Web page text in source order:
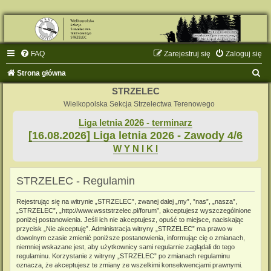
FAQ Zaloguj się
Zarejestruj się
Strona główna
STRZELEC
Wielkopolska Sekcja Strzelectwa Terenowego
Liga letnia 2026 - terminarz
[16.08.2026] Liga letnia 2026 - Zawody 4/6
W Y N I K I
STRZELEC - Regulamin
Rejestrując się na witrynie „STRZELEC”, zwanej dalej „my”, ”nas”, „nasza”,
„STRZELEC”, „http://www.wsststrzelec.pl/forum”, akceptujesz wyszczególnione
poniżej postanowienia. Jeśli ich nie akceptujesz, opuść to miejsce, naciskając
przycisk „Nie akceptuję”. Administracja witryny „STRZELEC” ma prawo w
dowolnym czasie zmienić poniższe postanowienia, informując cię o zmianach,
niemniej wskazane jest, aby użytkownicy sami regularnie zaglądali do tego
regulaminu. Korzystanie z witryny „STRZELEC” po zmianach regulaminu
oznacza, że akceptujesz te zmiany ze wszelkimi konsekwencjami prawnymi.